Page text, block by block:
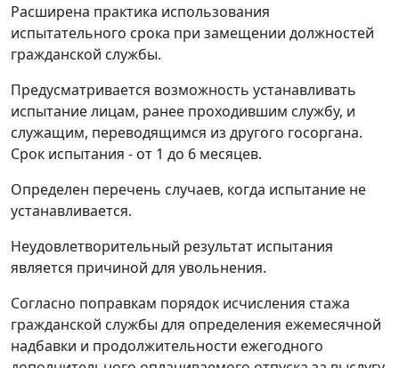
Расширена практика использования
испытательного срока при замещении должностей
гражданской службы.
Предусматривается возможность устанавливать
испытание лицам, ранее проходившим службу, и
служащим, переводящимся из другого госоргана.
Срок испытания - от 1 до 6 месяцев.
Определен перечень случаев, когда испытание не
устанавливается.
Неудовлетворительный результат испытания
является причиной для увольнения.
Согласно поправкам порядок исчисления стажа
гражданской службы для определения ежемесячной
надбавки и продолжительности ежегодного